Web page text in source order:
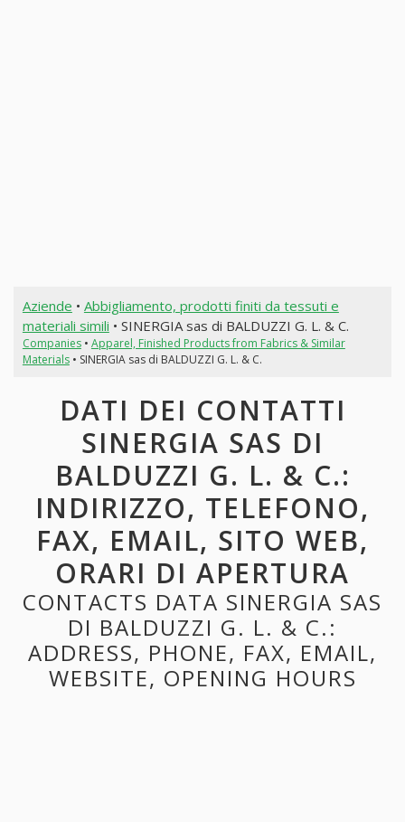
Aziende • Abbigliamento, prodotti finiti da tessuti e
materiali simili • SINERGIA sas di BALDUZZI G. L. & C.
Companies• Apparel, Finished Products from Fabrics & Similar
Materials• SINERGIA sas di BALDUZZI G. L. & C.
DATI DEI CONTATTI
SINERGIA SAS DI
BALDUZZI G. L. & C.:
INDIRIZZO, TELEFONO,
FAX, EMAIL, SITO WEB,
ORARI DI APERTURA
CONTACTS DATA SINERGIA SAS
DI BALDUZZI G. L. & C.:
ADDRESS, PHONE, FAX, EMAIL,
WEBSITE, OPENING HOURS